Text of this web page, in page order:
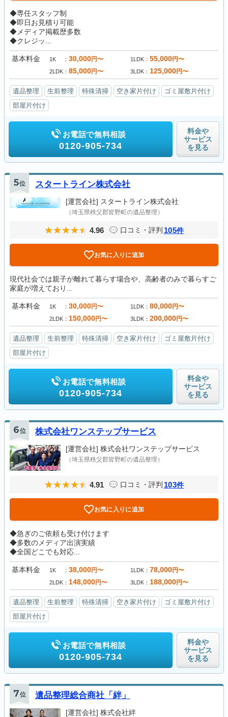
◆専任スタッフ制
◆即日お見積り可能
◆メディア掲載歴多数
◆クレジッ...
基本料金 1K 30,000円〜 1LDK 55,000円〜
2LDK 85,000円〜 3LDK 125,000円〜
遺品整理 生前整理 特殊清掃 空き家片付け
ゴミ屋敷片付け
部屋片付け
お電話で無料相談
0120-905-734
料金や
サービス
を見る
5位 スタートライン株式会社
[運営会社] スタートライン株式会社
（埼玉県秩父郡皆野町の遺品整理）
4.96 口コミ・評判 105件
お気に入りに追加
現代社会では親子が離れて暮らす場合や、高齢者のみで暮らすご
家庭が増えており...
基本料金 1K 30,000円〜 1LDK 80,000円〜
2LDK 150,000円〜 3LDK 200,000円〜
遺品整理 生前整理 特殊清掃 空き家片付け
ゴミ屋敷片付け
部屋片付け
お電話で無料相談
0120-905-734
料金や
サービス
を見る
6位 株式会社ワンステップサービス
[運営会社] 株式会社ワンステップサービス
（埼玉県秩父郡皆野町の遺品整理）
4.91 口コミ・評判 103件
お気に入りに追加
◆急ぎのご依頼も受け付けます
◆多数のメディア出演実績
◆全国どこでも対応...
基本料金 1K 38,000円〜 1LDK 78,000円〜
2LDK 148,000円〜 3LDK 188,000円〜
遺品整理 生前整理 特殊清掃 空き家片付け
ゴミ屋敷片付け
部屋片付け
お電話で無料相談
0120-905-734
料金や
サービス
を見る
7位 遺品整理総合商社「絆」
[運営会社] 株式会社絆